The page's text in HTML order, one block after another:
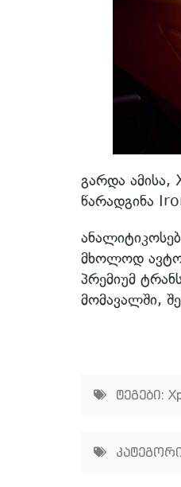
გარდა ამისა,
წარადგინა
მხოლოდ
პრემიუმ
მომავალში,
ტეგები: